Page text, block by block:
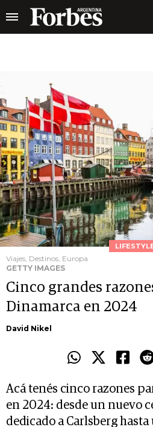
Viajes, Destinos, Europa
GETTY IMAGES
Cinco grandes
Dinamarca en 2024
David Nikel
Acá tenés cinco razones
en 2024: desde un nuevo
dedicado a Carlsberg